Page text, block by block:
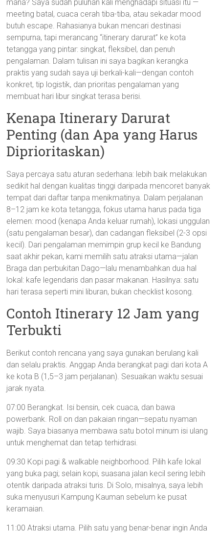
mana? Saya sudah puluhan kali menghadapi situasi itu —
meeting batal, cuaca cerah tiba-tiba, atau sekadar mood
butuh escape. Rahasianya bukan mencari destinasi
sempurna, tapi merancang “itinerary darurat” ke kota
tetangga yang pintar: singkat, fleksibel, dan penuh
pengalaman. Dalam tulisan ini saya bagikan kerangka
praktis yang sudah saya uji berkali-kali—dengan contoh
konkret, tip logistik, dan prioritas pengalaman yang
membuat hari libur singkat terasa berisi.
Kenapa Itinerary Darurat
Penting (dan Apa yang Harus
Diprioritaskan)
Saya percaya satu aturan sederhana: lebih baik melakukan
sedikit hal dengan kualitas tinggi daripada mencoret banyak
tempat dari daftar tanpa menikmatinya. Dalam perjalanan
8–12 jam ke kota tetangga, fokus utama harus pada tiga
elemen: mood (kenapa Anda keluar rumah), lokasi unggulan
(satu pengalaman besar), dan cadangan fleksibel (2-3 opsi
kecil). Dari pengalaman memimpin grup kecil ke Bandung
saat akhir pekan, kami memilih satu atraksi utama—jalan
Braga dan perbukitan Dago—lalu menambahkan dua hal
lokal: kafe legendaris dan pasar makanan. Hasilnya: satu
hari terasa seperti mini liburan, bukan checklist kosong.
Contoh Itinerary 12 Jam yang
Terbukti
Berikut contoh rencana yang saya gunakan berulang kali
dan selalu praktis. Anggap Anda berangkat pagi dari kota A
ke kota B (1,5–3 jam perjalanan). Sesuaikan waktu sesuai
jarak nyata.
07:00 Berangkat. Isi bensin, cek cuaca, dan bawa
powerbank. Roll on dan pakaian ringan—sepatu nyaman
wajib. Saya biasanya membawa satu botol minum isi ulang
untuk menghemat dan tetap terhidrasi.
09:30 Kopi pagi & walkable neighborhood. Pilih kafe lokal
yang buka pagi; selain kopi, suasana jalan kecil sering lebih
otentik daripada atraksi turis. Di Solo, misalnya, saya lebih
suka menyusuri Kampung Kauman sebelum ke pusat
keramaian.
11:00 Atraksi utama. Pilih satu yang benar-benar ingin Anda